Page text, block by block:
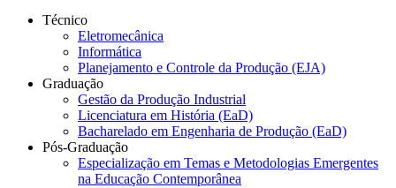
Técnico
Eletromecânica
Informática
Planejamento e Controle da Produção (EJA)
Graduação
Gestão da Produção Industrial
Licenciatura em História (EaD)
Bacharelado em Engenharia de Produção (EaD)
Pós-Graduação
Especialização em Temas e Metodologias Emergentes
na Educação Contemporânea